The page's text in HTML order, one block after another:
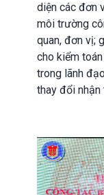
diện các đơn
môi trường
quan, đơn vị;
cho kiểm
trong lãnh
thay đổi nhận